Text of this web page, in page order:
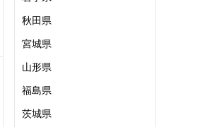
秋田県
宮城県
山形県
福島県
茨城県